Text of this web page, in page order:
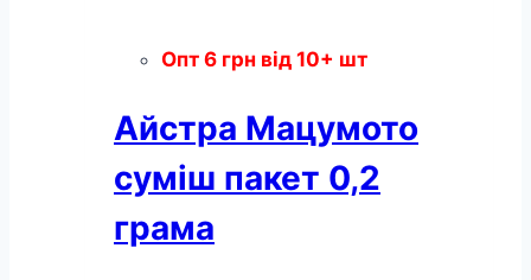
Опт 6 грн від 10+ шт
Айстра Мацумото
суміш пакет 0,2
грама